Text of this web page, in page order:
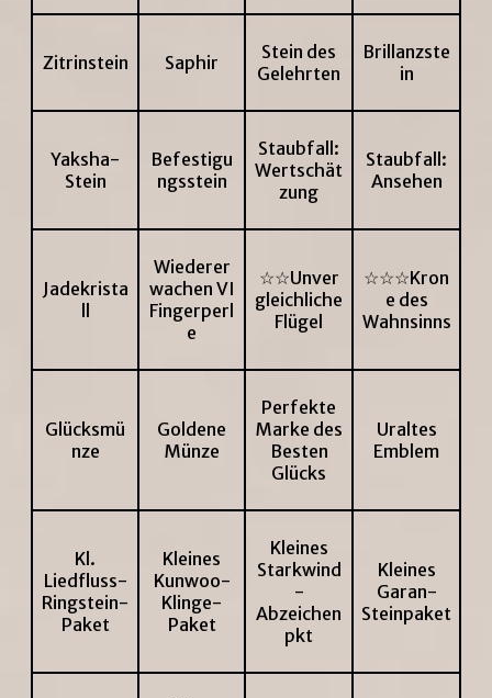
Zitrinstein Saphir
Stein des
Gelehrten
Brillanzste
in
Yaksha-
Stein
Befestigu
ngsstein
Staubfall:
Wertschät
zung
Staubfall:
Ansehen
Jadekrista
Wiederer
wachen VI
Fingerperl
e
☆☆Unver
gleichliche
Flügel
☆☆☆Kron
e des
Wahnsinns
Glücksmü
nze
Goldene
Münze
Perfekte
Marke des
Besten
Glücks
Uraltes
Emblem
Kl.
Liedfluss-
Ringstein-
Paket
Kleines
Kunwoo-
Klinge-
Paket
Kleines
Starkwind
-
Abzeichen
pkt
Kleines
Garan-
Steinpaket